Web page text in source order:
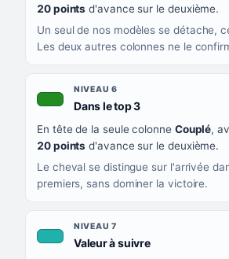
20 points d'avance sur le deuxième.
Un seul de nos modèles se détache,
Les deux autres colonnes ne le
NIVEAU 6
Dans le top 3, couleur verte
En tête de la seule colonne Couplé,
20 points d'avance sur le deuxième.
Le cheval se distingue sur l'arrivée
premiers, sans dominer la victoire.
NIVEAU 7
Valeur à suivre, couleur